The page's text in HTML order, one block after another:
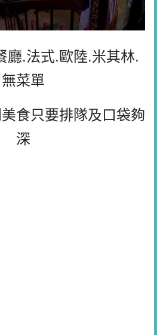
廳.法式.歐陸.米其林.
無菜單
食只要排隊及口袋夠
深